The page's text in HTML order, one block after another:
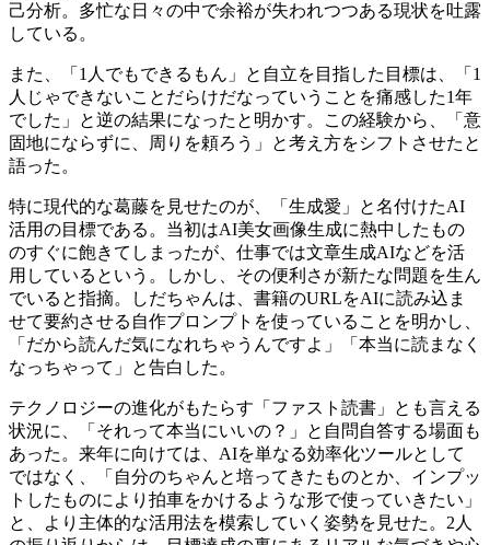
己分析。多忙な日々の中で余裕が失われつつある現状を吐露
している。
また、「1人でもできるもん」と自立を目指した目標は、「1
人じゃできないことだらけだなっていうことを痛感した1年
でした」と逆の結果になったと明かす。この経験から、「意
固地にならずに、周りを頼ろう」と考え方をシフトさせたと
語った。
特に現代的な葛藤を見せたのが、「生成愛」と名付けたAI
活用の目標である。当初はAI美女画像生成に熱中したもの
のすぐに飽きてしまったが、仕事では文章生成AIなどを活
用しているという。しかし、その便利さが新たな問題を生ん
でいると指摘。しだちゃんは、書籍のURLをAIに読み込ま
せて要約させる自作プロンプトを使っていることを明かし、
「だから読んだ気になれちゃうんですよ」「本当に読まなく
なっちゃって」と告白した。
テクノロジーの進化がもたらす「ファスト読書」とも言える
状況に、「それって本当にいいの？」と自問自答する場面も
あった。来年に向けては、AIを単なる効率化ツールとして
ではなく、「自分のちゃんと培ってきたものとか、インプッ
トしたものにより拍車をかけるような形で使っていきたい」
と、より主体的な活用法を模索していく姿勢を見せた。2人